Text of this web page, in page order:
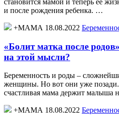
и после рождения ребенка. …
+МАМА 18.08.2022
«Болит матка после
на этой мысли?
Беременность и роды –
женщины. Но вот они уже позади.
счастливая мама держит малыша
+МАМА 18.08.2022